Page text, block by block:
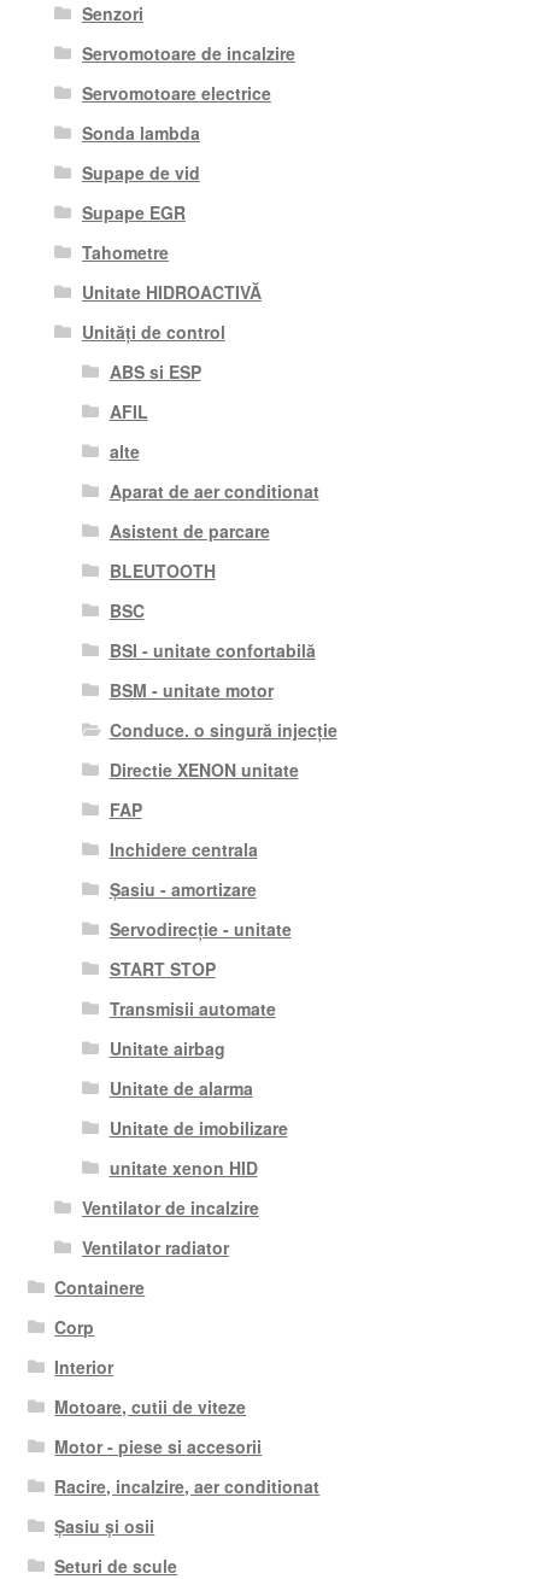
Senzori
Servomotoare de incalzire
Servomotoare electrice
Sonda lambda
Supape de vid
Supape EGR
Tahometre
Unitate HIDROACTIVĂ
Unități de control
ABS si ESP
AFIL
alte
Aparat de aer conditionat
Asistent de parcare
BLEUTOOTH
BSC
BSI - unitate confortabilă
BSM - unitate motor
Conduce. o singură injecție
Directie XENON unitate
FAP
Inchidere centrala
Șasiu - amortizare
Servodirecție - unitate
START STOP
Transmisii automate
Unitate airbag
Unitate de alarma
Unitate de imobilizare
unitate xenon HID
Ventilator de incalzire
Ventilator radiator
Containere
Corp
Interior
Motoare, cutii de viteze
Motor - piese si accesorii
Racire, incalzire, aer conditionat
Șasiu și osii
Seturi de scule